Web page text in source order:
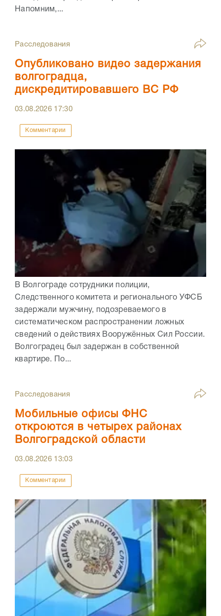
Напомним,...
Расследования
Опубликовано видео задержания
волгоградца,
дискредитировавшего ВС РФ
03.08.2026 17:30
Комментарии
В Волгограде сотрудники полиции,
Следственного комитета и регионального УФСБ
задержали мужчину, подозреваемого в
систематическом распространении ложных
сведений о действиях Вооружённых Сил России.
Волгоградец был задержан в собственной
квартире. По...
Расследования
Мобильные офисы ФНС
откроются в четырех районах
Волгоградской области
03.08.2026 13:03
Комментарии